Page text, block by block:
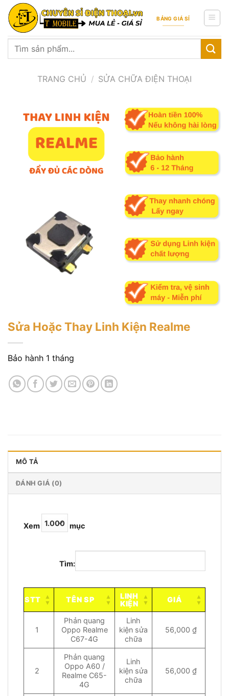
Skip
content
BẢNG GIÁ SỈ
Tìm
TRANG CHỦ / SỬA CHỮA ĐIỆN THOẠI
Sửa Hoặc Thay Linh Kiện Realme
Bảo hành 1 tháng
MÔ TẢ
ĐÁNH GIÁ (0)
Xem mục
Tìm:
STT TÊN SP
LINH
KIỆN
GIÁ
1
Phản quang
Oppo Realme
C67-4G
Linh
kiện sửa
chữa
56,000 ₫
2
Phản quang
Oppo A60 /
Realme C65-
4G
Linh
kiện sửa
chữa
56,000 ₫